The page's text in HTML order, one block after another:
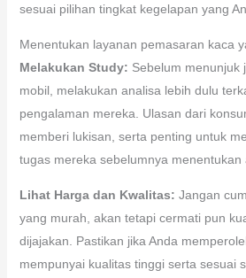
sesuai pilihan tingkat kegelapan yang
Menentukan layanan pemasaran kaca
Melakukan Study: Sebelum menunjuk
mobil, melakukan analisa lebih dulu
pengalaman mereka. Ulasan dari
memberi lukisan, serta penting untuk
tugas mereka sebelumnya menentukan
Lihat Harga dan Kwalitas: Jangan
yang murah, akan tetapi cermati pun
dijajakan. Pastikan jika Anda
mempunyai kualitas tinggi serta sesuai